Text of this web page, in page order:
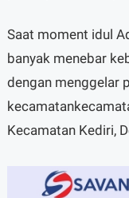
Saat moment idul
banyak menebar
dengan menggelar
Kecamatan Kediri,